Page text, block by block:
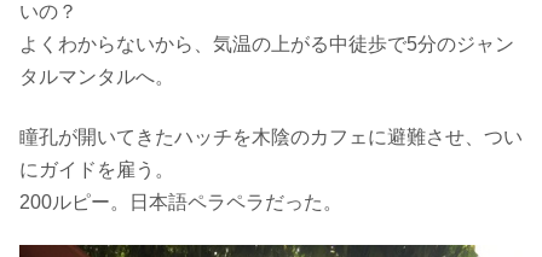
いの？
よくわからないから、気温の上がる中徒歩で5分のジャン
タルマンタルへ。
瞳孔が開いてきたハッチを木陰のカフェに避難させ、つい
にガイドを雇う。
200ルピー。日本語ペラペラだった。